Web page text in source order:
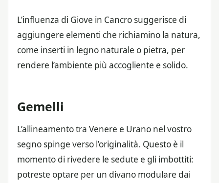
L’influenza di Giove in Cancro suggerisce di
aggiungere elementi che richiamino la natura,
come inserti in legno naturale o pietra, per
rendere l’ambiente più accogliente e solido.
Gemelli
L’allineamento tra Venere e Urano nel vostro
segno spinge verso l’originalità. Questo è il
momento di rivedere le sedute e gli imbottiti:
potreste optare per un divano modulare dai